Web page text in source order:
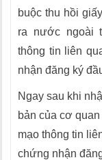
buộc thu hồi
ra nước ngoài
thông tin liên
nhận đăng ký
Ngay sau khi
bản của cơ
mạo thông tin
chứng nhận